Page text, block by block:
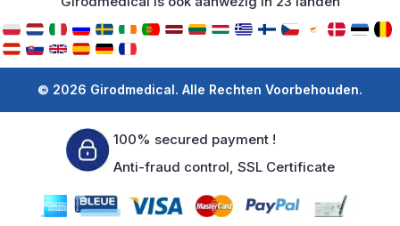
© 2026 Girodmedical. Alle Rechten Voorbehouden.
100% secured payment !
Anti-fraud control, SSL Certificate